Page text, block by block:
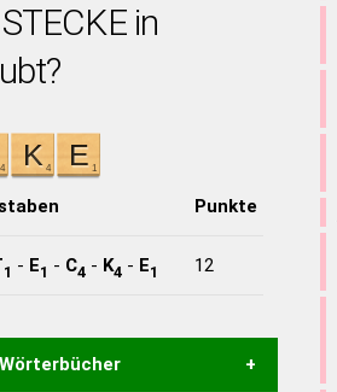
in
Punkte
1 - E1 - C4 - K4 - E1 12